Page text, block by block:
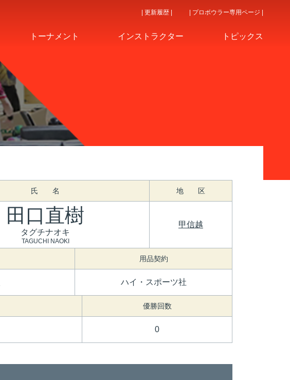
トーナメント インストラクター トピックス
| 更新履歴 | | プロボウラー専用ページ |
氏 名 地 区
田口直樹
タグチナオキ
TAGUCHI NAOKI
甲信越
用品契約
ハイ・スポーツ社
優勝回数
0